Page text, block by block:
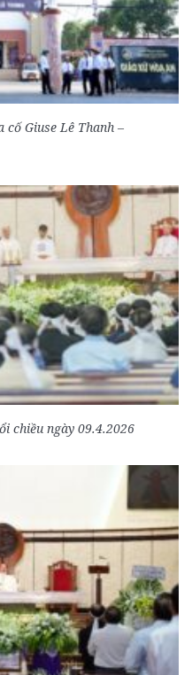
cố Giuse Lê Thanh –
chiều ngày 09.4.2026